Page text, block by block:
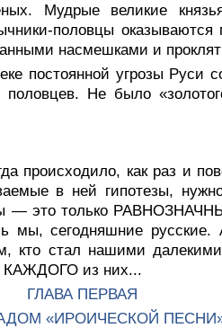
Мудрые великие
половцы
насмешками и
постоянной угрозы Руси
Не было
как раз и
в ней гипотезы,
— это только
мы, сегодняшние
кто стал нашими
КАЖДОГО из них...
ГЛАВА ПЕРВАЯ
«ИРОИЧЕСКОЙ